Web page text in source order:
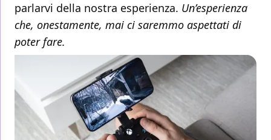
parlarvi della nostra esperienza. Un’esperienza
che, onestamente, mai ci saremmo aspettati di
poter fare.